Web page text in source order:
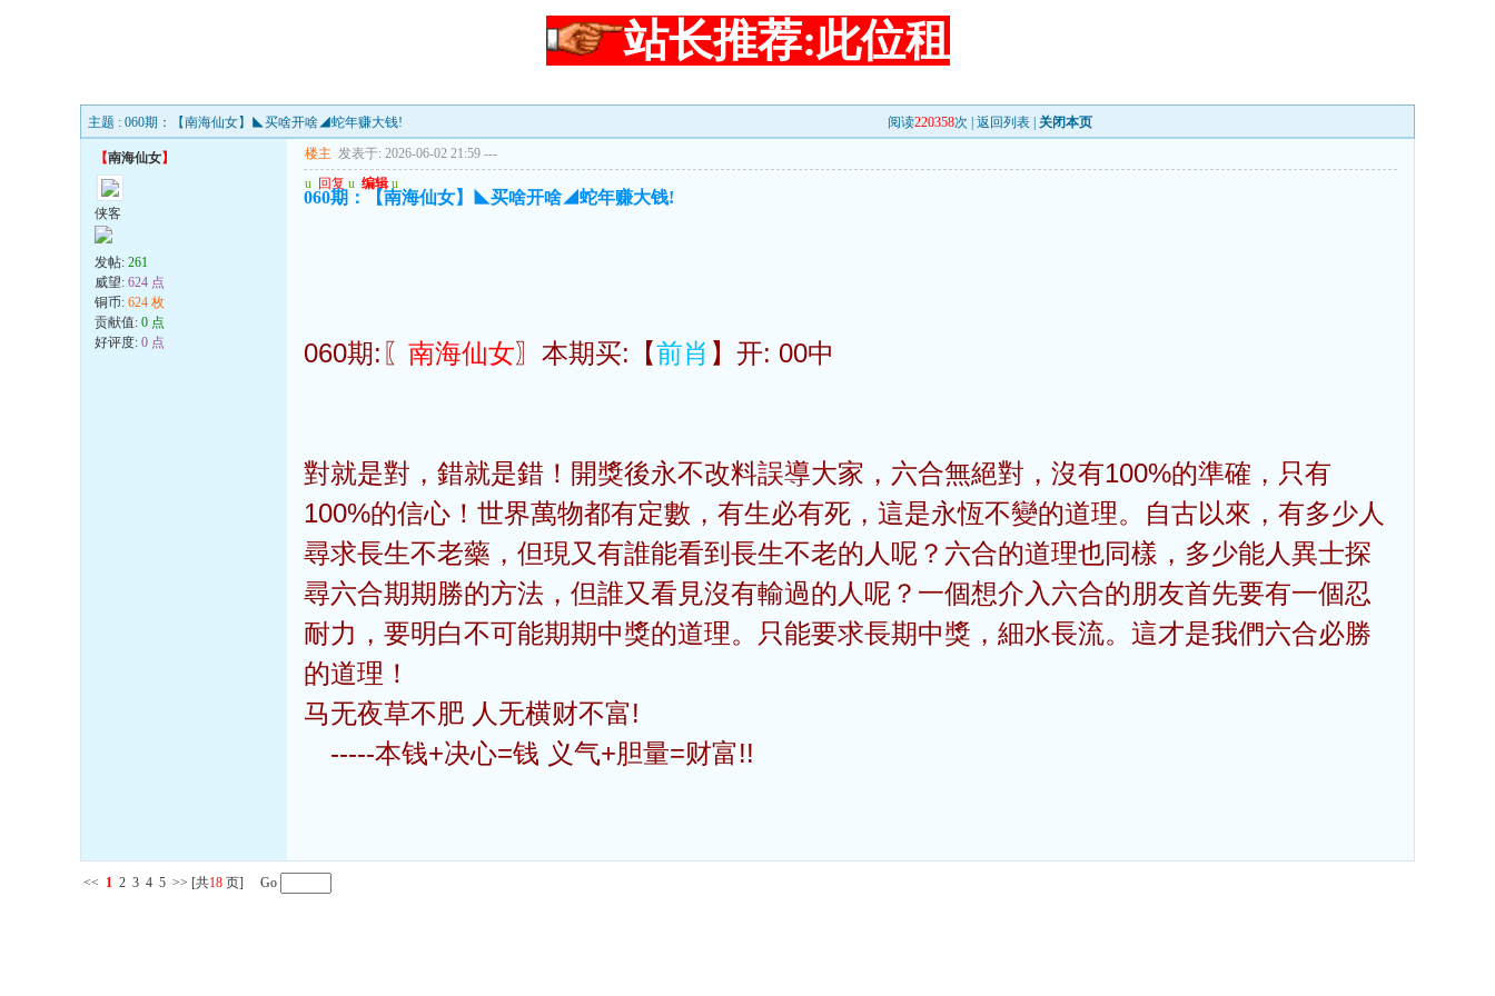
站长推荐:此位租
主题 : 060期：【南海仙女】◣买啥开啥◢蛇年赚大钱! 阅读220358次 | 返回列表 关闭本页
【南海仙女】
侠客
发帖: 261
威望: 624 点
铜币: 624 枚
贡献值: 0 点
好评度: 0 点
楼主 发表于: 2026-06-02 21:59 ---
u 回复 u 编辑 u
060期：【南海仙女】◣买啥开啥◢蛇年赚大钱!
060期:〖 南海仙女〗本期买:【前肖 】开: 00中
對就是對，錯就是錯！開獎後永不改料誤導大家，六合無絕對，沒有100%的準確，只有
100%的信心！世界萬物都有定數，有生必有死，這是永恆不變的道理。自古以來，有多少人
尋求長生不老藥，但現又有誰能看到長生不老的人呢？六合的道理也同樣，多少能人異士探
尋六合期期勝的方法，但誰又看見沒有輸過的人呢？一個想介入六合的朋友首先要有一個忍
耐力，要明白不可能期期中獎的道理。只能要求長期中獎，細水長流。這才是我們六合必勝
的道理！
马无夜草不肥 人无横财不富!
-----本钱+决心=钱 义气+胆量=财富!!
<< 1 2 3 4 5 >> [共18 页] Go